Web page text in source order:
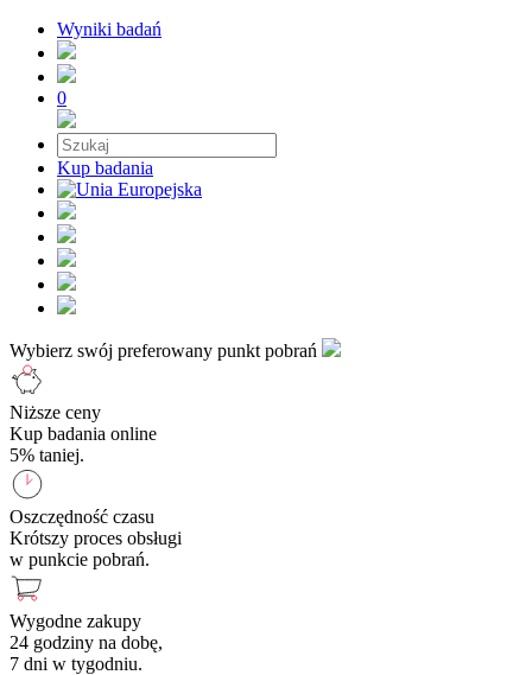
Wyniki badań
0
Kup badania
Wybierz swój preferowany punkt pobrań
Niższe ceny
Kup badania online
5% taniej.
Oszczędność czasu
Krótszy proces obsługi
w punkcie pobrań.
Wygodne zakupy
24 godziny na dobę,
7 dni w tygodniu.